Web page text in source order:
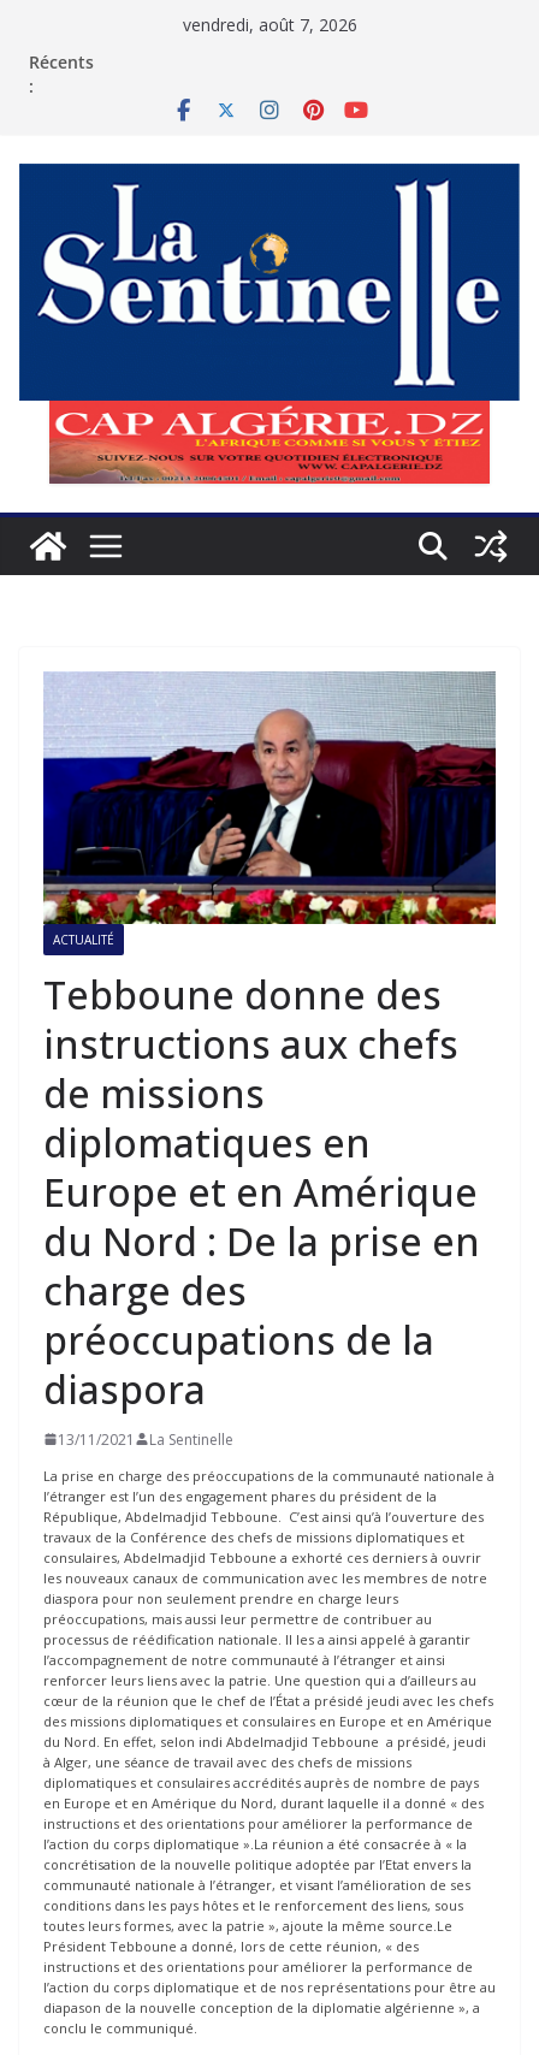
vendredi, août 7, 2026
Récents
:
ACTUALITÉ
Tebboune donne des
instructions aux chefs
de missions
diplomatiques en
Europe et en Amérique
du Nord : De la prise en
charge des
préoccupations de la
diaspora
13/11/2021 La Sentinelle
La prise en charge des préoccupations de la communauté nationale à
l’étranger est l’un des engagement phares du président de la
République, Abdelmadjid Tebboune. C’est ainsi qu’à l’ouverture des
travaux de la Conférence des chefs de missions diplomatiques et
consulaires, Abdelmadjid Tebboune a exhorté ces derniers à ouvrir
les nouveaux canaux de communication avec les membres de notre
diaspora pour non seulement prendre en charge leurs
préoccupations, mais aussi leur permettre de contribuer au
processus de réédification nationale. Il les a ainsi appelé à garantir
l’accompagnement de notre communauté à l’étranger et ainsi
renforcer leurs liens avec la patrie. Une question qui a d’ailleurs au
cœur de la réunion que le chef de l’État a présidé jeudi avec les chefs
des missions diplomatiques et consulaires en Europe et en Amérique
du Nord. En effet, selon indi Abdelmadjid Tebboune a présidé, jeudi
à Alger, une séance de travail avec des chefs de missions
diplomatiques et consulaires accrédités auprès de nombre de pays
en Europe et en Amérique du Nord, durant laquelle il a donné « des
instructions et des orientations pour améliorer la performance de
l’action du corps diplomatique ».La réunion a été consacrée à « la
concrétisation de la nouvelle politique adoptée par l’Etat envers la
communauté nationale à l’étranger, et visant l’amélioration de ses
conditions dans les pays hôtes et le renforcement des liens, sous
toutes leurs formes, avec la patrie », ajoute la même source.Le
Président Tebboune a donné, lors de cette réunion, « des
instructions et des orientations pour améliorer la performance de
l’action du corps diplomatique et de nos représentations pour être au
diapason de la nouvelle conception de la diplomatie algérienne », a
conclu le communiqué.